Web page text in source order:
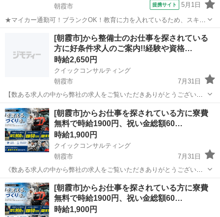
朝霞市
提携サイト 5月1日
★マイカー通勤可！ブランクOK！教育に力を入れているため、スキル
アップには最適な環境です★ 時給： 1,500円~5,000円 アクセス：東上
線 和光市 徒歩14分;東上線 朝霞 徒歩3分;有楽町線 和光市 徒歩14分;...
その他
[朝霞市]から整備士のお仕事を探されている
方に好条件求人のご案内!!経験や資格…
時給2,650円
クイックコンサルティング
朝霞市
7月31日
【数ある求人の中から弊社の求人をご覧いただきありがとうございま
す!!】 全国に様々な求人を5万件以上取り扱っておりご希望条件やご状
況に応じてマッチしそうな求人をご案内いたします!! 応募前に相談だ
けしてみたい方やどんな求...
埼玉 朝霞市 工場 スタッフ
[朝霞市]からお仕事を探されている方に寮費
無料で時給1900円、祝い金総額60…
時給1,900円
クイックコンサルティング
朝霞市
7月31日
《数ある求人の中から弊社の求人をご覧いただきありがとうございま
す!!》 全国に様々な求人を5万件以上取り扱っておりご希望条件やご状
況に応じてマッチしそうな求人をご案内いたします!! 応募前に相談だ
けしてみたい方やどんな求...
埼玉 朝霞市 工場 スタッフ
[朝霞市]からお仕事を探されている方に寮費
無料で時給1900円、祝い金総額60…
時給1,900円